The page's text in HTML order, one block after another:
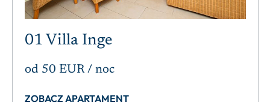
01 Villa Inge
od 50 EUR/ noc
ZOBACZ APARTAMENT